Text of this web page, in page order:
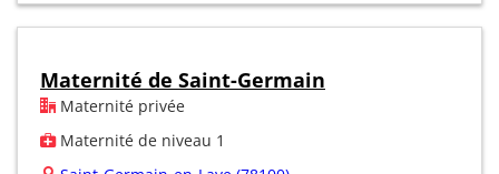
Maternité de Saint-Germain
Maternité privée
Maternité de niveau 1